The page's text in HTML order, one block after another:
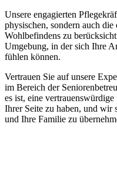
Unsere engagierten
physischen, sondern auch
Wohlbefindens zu
Umgebung, in der sich Ihre
fühlen können.
Vertrauen Sie auf unsere
im Bereich der
es ist, eine
Ihrer Seite zu haben, und wir
und Ihre Familie zu